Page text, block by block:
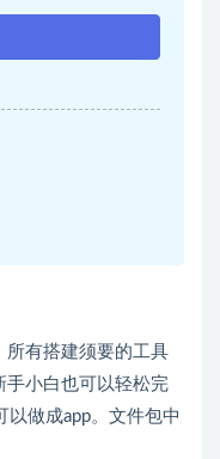
所有搭建须要的工具
手小白也可以轻松完
以做成app。文件包中